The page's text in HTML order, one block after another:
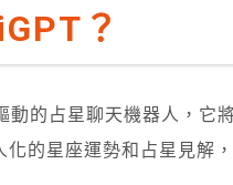
？
動的占星聊天機器人，它
的星座運勢和占星見解